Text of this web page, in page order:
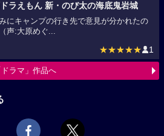
ラえもん 新・のび太の海底鬼岩城
にキャンプの行き先で意見が分かれたの
声:大原めぐ...
★★★★★ 1
ドラマ」作品へ